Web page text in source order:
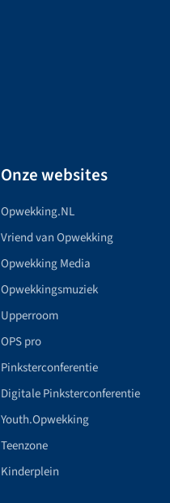
Onze websites
Opwekking.NL
Vriend van Opwekking
Opwekking Media
Opwekkingsmuziek
Upperroom
OPS pro
Pinksterconferentie
Digitale Pinksterconferentie
Youth.Opwekking
Teenzone
Kinderplein